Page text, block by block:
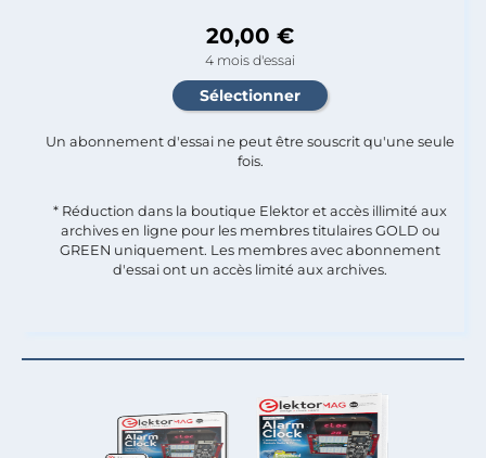
20,00 €
4 mois d'essai
Un abonnement d'essai ne peut être souscrit qu'une seule
fois.​
* Réduction dans la boutique Elektor et accès illimité aux
archives en ligne pour les membres titulaires GOLD ou
GREEN uniquement. Les membres avec abonnement
d'essai ont un accès limité aux archives.